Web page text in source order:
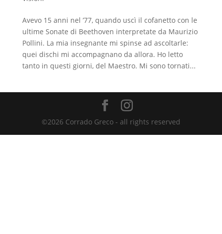
Avevo 15 anni nel ’77, quando uscì il cofanetto con le
ultime Sonate di Beethoven interpretate da Maurizio
Pollini. La mia insegnante mi spinse ad ascoltarle:
quei dischi mi accompagnano da allora. Ho letto
tanto in questi giorni, del Maestro. Mi sono tornati...
©2026 Corrado Greco - all rights reserved